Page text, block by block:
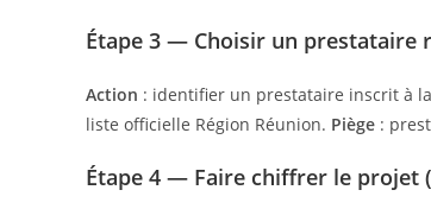
Étape 3 — Choisir un prestataire
Action : identifier un prestataire inscrit à
liste officielle Région Réunion. Piège :
Étape 4 — Faire chiffrer le projet